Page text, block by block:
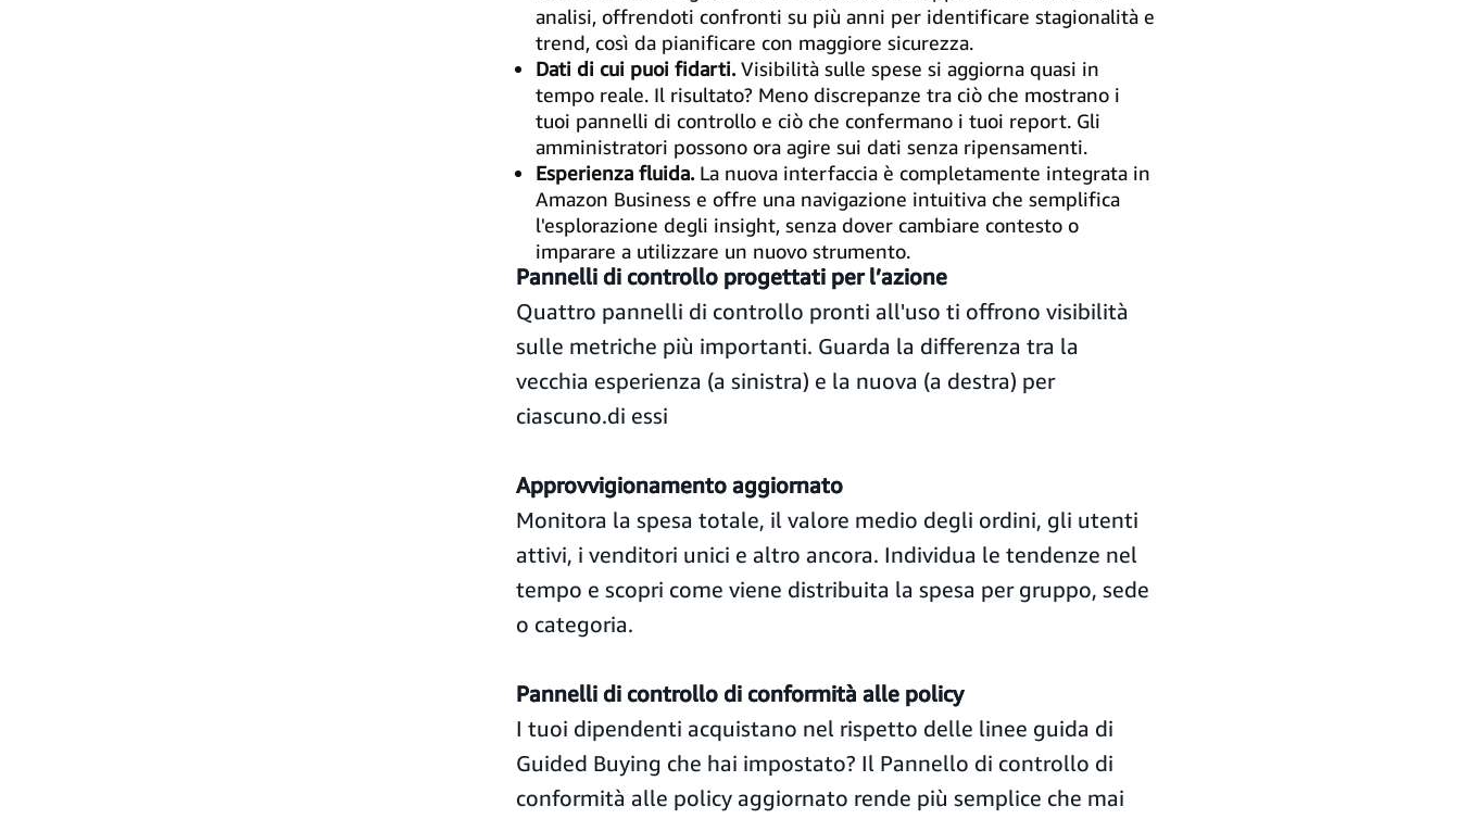
analisi, offrendoti confronti su più anni per identificare stagionalità e
trend, così da pianificare con maggiore sicurezza.
Dati di cui puoi fidarti.Visibilità sulle spese si aggiorna quasi in
tempo reale. Il risultato? Meno discrepanze tra ciò che mostrano i
tuoi pannelli di controllo e ciò che confermano i tuoi report. Gli
amministratori possono ora agire sui dati senza ripensamenti.
Esperienza fluida. La nuova interfaccia è completamente integrata in
Amazon Business e offre una navigazione intuitiva che semplifica
l'esplorazione degli insight, senza dover cambiare contesto o
imparare a utilizzare un nuovo strumento.
Pannelli di controllo progettati per l’azione
Quattro pannelli di controllo pronti all'uso ti offrono visibilità
sulle metriche più importanti. Guarda la differenza tra la
vecchia esperienza (a sinistra) e la nuova (a destra) per
ciascuno.di essi
Approvvigionamento aggiornato
Monitora la spesa totale, il valore medio degli ordini, gli utenti
attivi, i venditori unici e altro ancora. Individua le tendenze nel
tempo e scopri come viene distribuita la spesa per gruppo, sede
o categoria.
Pannelli di controllo di conformità alle policy
I tuoi dipendenti acquistano nel rispetto delle linee guida di
Guided Buying che hai impostato? Il Pannello di controllo di
conformità alle policy aggiornato rende più semplice che mai